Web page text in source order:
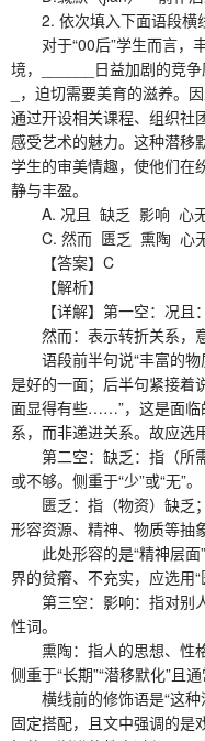
2. 依次填入下面语段横
对于“00后”学生而言，
境，______日益加剧的竞争
_，迫切需要美育的滋养。
通过开设相关课程、组织社
感受艺术的魅力。这种潜移
学生的审美情趣，使他们在
静与丰盈。
A. 况且 缺乏 影响 心无
C. 然而 匮乏 熏陶 心无
【答案】C
【解析】
【详解】第一空：况且：
然而：表示转折关系，意
语段前半句说“丰富的物
是好的一面；后半句紧接着
面显得有些……”，这是面临
系，而非递进关系。故应选用
第二空：缺乏：指（所
或不够。侧重于“少”或“无”。
匮乏：指（物资）缺乏；
形容资源、精神、物质等抽
此处形容的是“精神层面
界的贫瘠、不充实，应选用“
第三空：影响：指对别
性词。
熏陶：指人的思想、性格
侧重于“长期”“潜移默化”且通
横线前的修饰语是“这种
固定搭配，且文中强调的是